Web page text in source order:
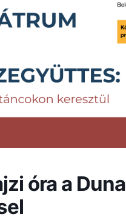
óra a Duna